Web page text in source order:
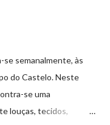
se semanalmente, às
do Castelo. Neste
se uma
louças, tecidos,